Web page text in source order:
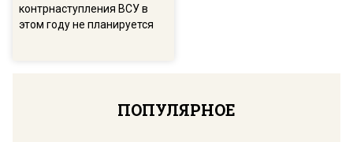
контрнаступления ВСУ в
этом году не планируется
ПОПУЛЯРНОЕ